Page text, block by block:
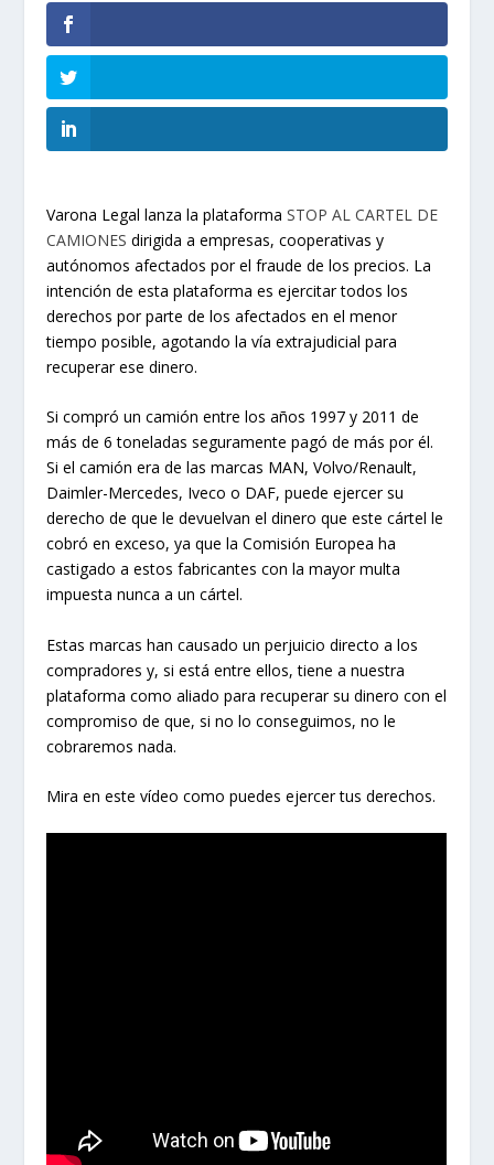
Varona Legal lanza la plataformaSTOP AL CARTEL DE
CAMIONES dirigida a empresas, cooperativas y
autónomos afectados por el fraude de los precios. La
intención de esta plataforma es ejercitar todos los
derechos por parte de los afectados en el menor
tiempo posible, agotando la vía extrajudicial para
recuperar ese dinero.
Si compró un camión entre los años 1997 y 2011 de
más de 6 toneladas seguramente pagó de más por él.
Si el camión era de las marcas MAN, Volvo/Renault,
Daimler-Mercedes, Iveco o DAF, puede ejercer su
derecho de que le devuelvan el dinero que este cártel le
cobró en exceso, ya que la Comisión Europea ha
castigado a estos fabricantes con la mayor multa
impuesta nunca a un cártel.
Estas marcas han causado un perjuicio directo a los
compradores y, si está entre ellos, tiene a nuestra
plataforma como aliado para recuperar su dinero con el
compromiso de que, si no lo conseguimos, no le
cobraremos nada.
Mira en este vídeo como puedes ejercer tus derechos.